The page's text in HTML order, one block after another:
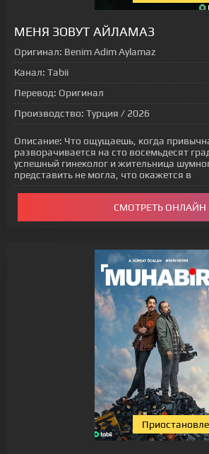
МЕНЯ ЗОВУТ АЙЛАМАЗ
Оригинал: Benim Adim Aylamaz
Канал: Tabii
Перевод: Оригинал
Производство: Турция / 2026
Описание: Что ощущаешь, когда
разворачивается на сто восемьдесят
успешный гинеколог и жительница
представить не могла, что окажется в
СМОТРЕТЬ ОНЛАЙН